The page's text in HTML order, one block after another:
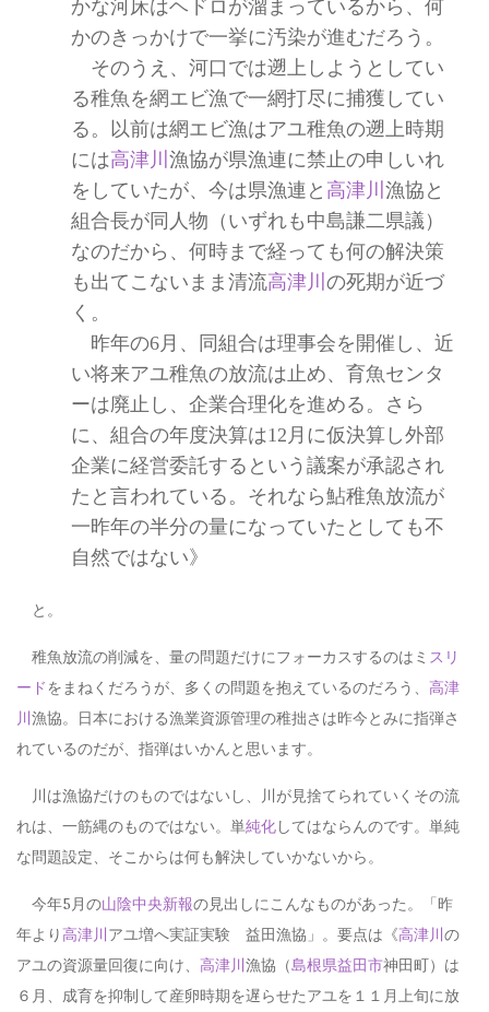
かな河床はヘドロが溜まっているから、何
かのきっかけで一挙に汚染が進むだろう。
そのうえ、河口では遡上しようとしてい
る稚魚を網エビ漁で一網打尽に捕獲してい
る。以前は網エビ漁はアユ稚魚の遡上時期
には高津川 漁協が県漁連に禁止の申しいれ
をしていたが、今は県漁連と 高津川 漁協と
組合長が同人物（いずれも中島謙二県議）
なのだから、何時まで経っても何の解決策
も出てこないまま清流高津川 の死期が近づ
く。
昨年の6月、同組合は理事会を開催し、近
い将来アユ稚魚の放流は止め、育魚センタ
ーは廃止し、企業合理化を進める。さら
に、組合の年度決算は12月に仮決算し外部
企業に経営委託するという議案が承認され
たと言われている。それなら鮎稚魚放流が
一昨年の半分の量になっていたとしても不
自然ではない》
と。
稚魚放流の削減を、量の問題だけにフォーカスするのはミ スリ
ードをまねくだろうが、多くの問題を抱えているのだろう、 高津
川漁協。日本における漁業資源管理の稚拙さは昨今とみに指弾さ
れているのだが、指弾はいかんと思います。
川は漁協だけのものではないし、川が見捨てられていくその流
れは、一筋縄のものではない。単純化してはならんのです。単純
な問題設定、そこからは何も解決していかないから。
今年5月の山陰中央新報の見出しにこんなものがあった。「昨
年より高津川アユ増へ実証実験 益田漁協」。要点は《高津川の
アユの資源量回復に向け、 高津川漁協（島根県益田市神田町）は
６月、成育を抑制して産卵時期を遅らせたアユを１１月上旬に放